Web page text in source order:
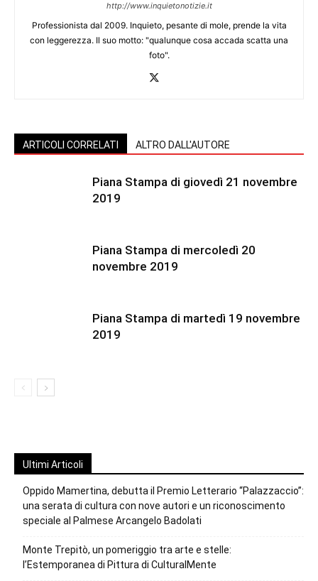
http://www.inquietonotizie.it
Professionista dal 2009. Inquieto, pesante di mole, prende la vita
con leggerezza. Il suo motto: "qualunque cosa accada scatta una
foto".
ARTICOLI CORRELATI ALTRO DALL'AUTORE
Piana Stampa di giovedì 21 novembre
2019
Piana Stampa di mercoledì 20
novembre 2019
Piana Stampa di martedì 19 novembre
2019
Ultimi Articoli
Oppido Mamertina, debutta il Premio Letterario “Palazzaccio”:
una serata di cultura con nove autori e un riconoscimento
speciale al Palmese Arcangelo Badolati
Monte Trepitò, un pomeriggio tra arte e stelle:
l’Estemporanea di Pittura di CulturalMente